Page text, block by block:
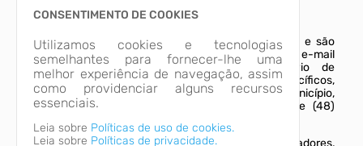
As inscrições estão abertas até o dia 6 de agosto e são
realizadas de forma on-line, no e-mail
cms@garopaba.sc.gov.br. É necessário o envio de
documentos e estar de acordo com critérios específicos,
previstos no edital publicado no Diário Oficial do Município,
disponível em anexo. Dúvidas? Ligue no telefone (48)
Estão aptos a participar sindicatos de trabalhadores,
CONSENTIMENTO DE COOKIES
Utilizamos cookies e tecnologias
semelhantes para fornecer-lhe uma
melhor experiência de navegação, assim
como providenciar alguns recursos
essenciais.
Leia sobre Políticas de uso de cookies.
Leia sobre Políticas de privacidade.